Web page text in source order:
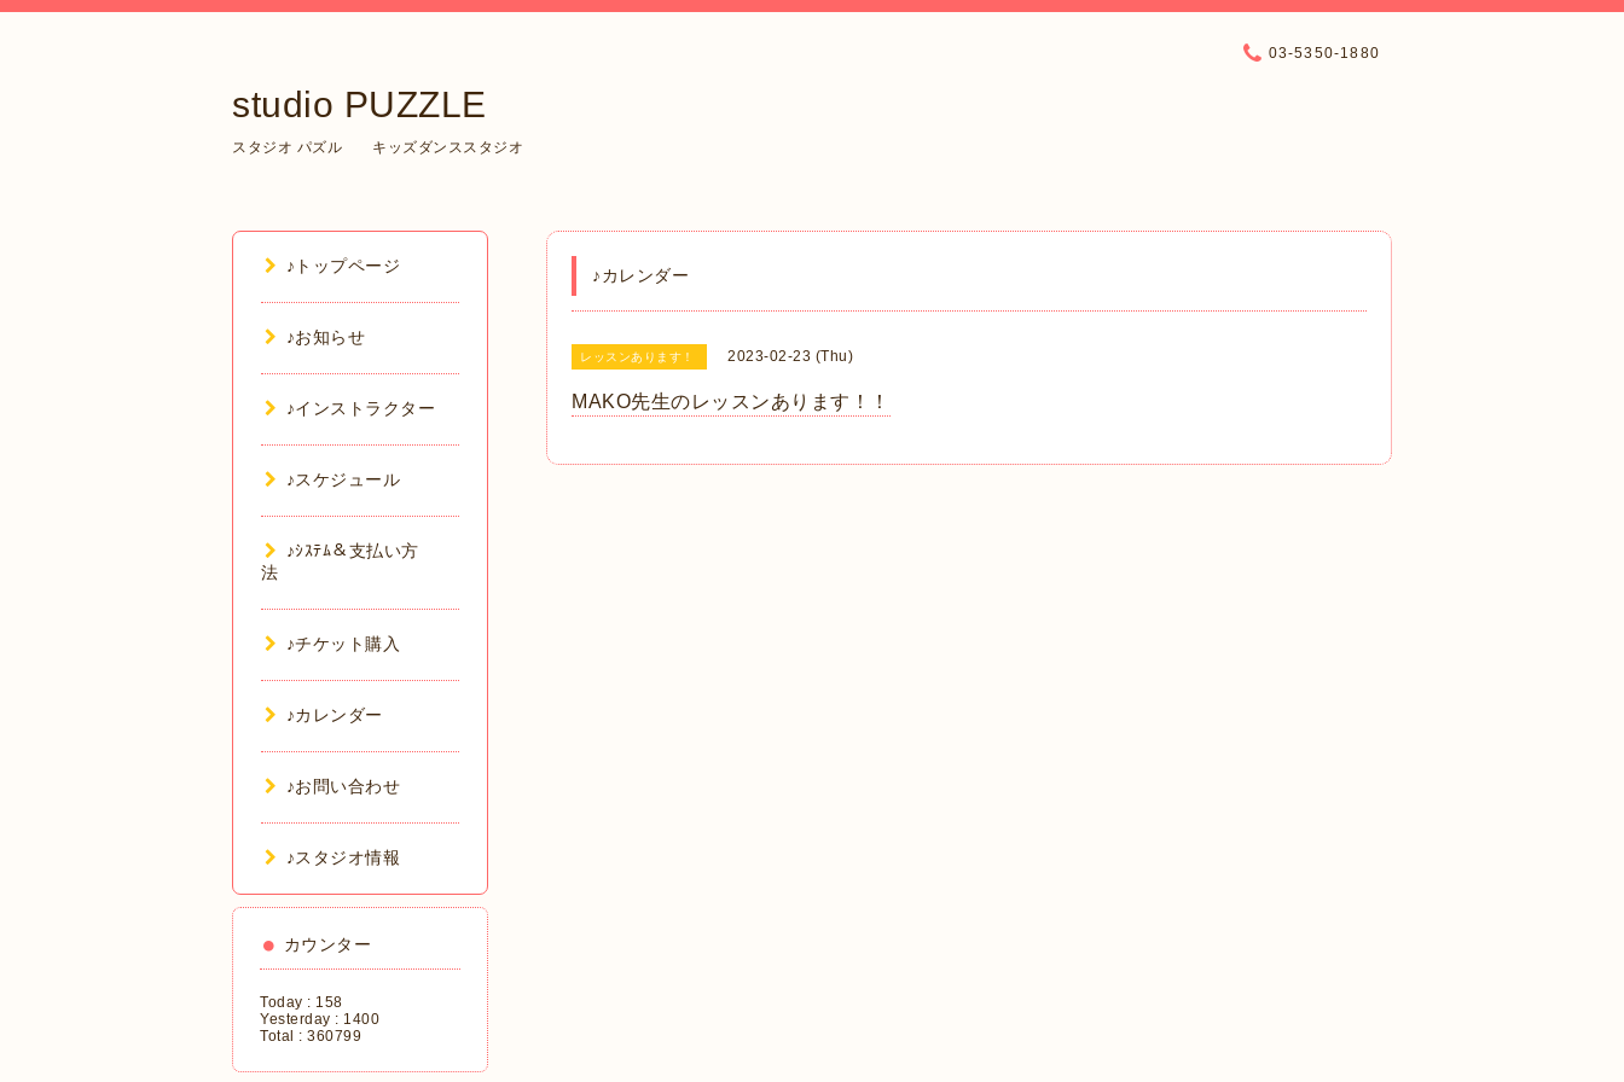
studio PUZZLE
スタジオ パズル キッズダンススタジオ
03-5350-1880
♪カレンダー
レッスンあります！ 2023-02-23 (Thu)
MAKO先生のレッスンあります！！
♪トップページ
♪お知らせ
♪インストラクター
♪スケジュール
♪ｼｽﾃﾑ＆支払い方
法
♪チケット購入
♪カレンダー
♪お問い合わせ
♪スタジオ情報
カウンター
Today : 158
Yesterday : 1400
Total : 360799